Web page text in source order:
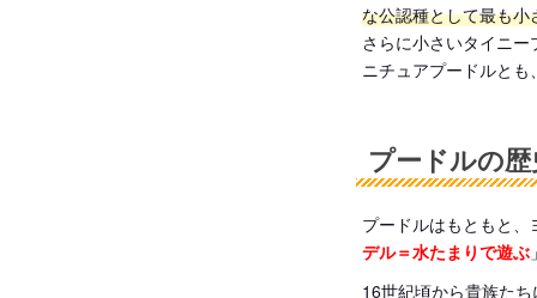
な公認種として最も小
さらに小さいタイニ
ニチュアプードルとも
プードルの
プードルはもともと
デル＝水たまりで遊ぶ
16世紀頃から貴族た